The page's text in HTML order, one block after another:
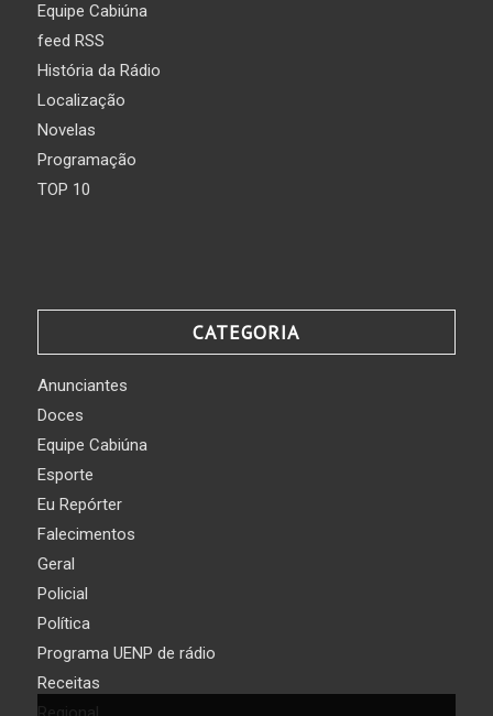
Equipe Cabiúna
feed RSS
História da Rádio
Localização
Novelas
Programação
TOP 10
CATEGORIA
Anunciantes
Doces
Equipe Cabiúna
Esporte
Eu Repórter
Falecimentos
Geral
Policial
Política
Programa UENP de rádio
Receitas